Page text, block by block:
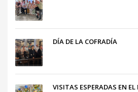
DÍA DE LA COFRADÍA
VISITAS ESPERADAS EN EL